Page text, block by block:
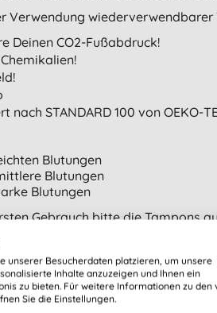
Verwendung wiederverwendbarer
Deinen CO2-Fußabdruck!
nach STANDARD 100 von OEKO-
Blutungen
Blutungen
Blutungen
Gebrauch bitte die Tampons
Rolle den Tampon, je nach
Schnur um den Tampon. Setze
alle 4-5 Stunden oder sobald er
in kaltem Wasser spülen
unserer Besucherdaten platzieren, um unsere
Inhalte anzuzeigen und Ihnen ein
zu bieten. Für weitere Informationen zu den
Sie die Einstellungen.